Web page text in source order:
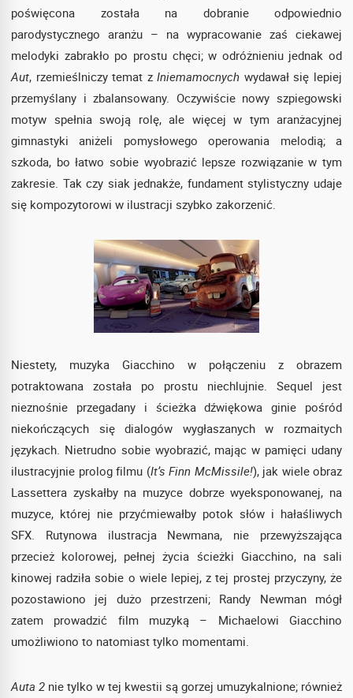
poświęcona została na dobranie odpowiednio
parodystycznego aranżu – na wypracowanie zaś ciekawej
melodyki zabrakło po prostu chęci; w odróżnieniu jednak od
Aut, rzemieślniczy temat zIniemamocnych wydawał się lepiej
przemyślany i zbalansowany. Oczywiście nowy szpiegowski
motyw spełnia swoją rolę, ale więcej w tym aranżacyjnej
gimnastyki aniżeli pomysłowego operowania melodią; a
szkoda, bo łatwo sobie wyobrazić lepsze rozwiązanie w tym
zakresie. Tak czy siak jednakże, fundament stylistyczny udaje
się kompozytorowi w ilustracji szybko zakorzenić.
Niestety, muzyka Giacchino w połączeniu z obrazem
potraktowana została po prostu niechlujnie. Sequel jest
nieznośnie przegadany i ścieżka dźwiękowa ginie pośród
niekończących się dialogów wygłaszanych w rozmaitych
językach. Nietrudno sobie wyobrazić, mając w pamięci udany
ilustracyjnie prolog filmu (It’s Finn McMissile!), jak wiele obraz
Lassettera zyskałby na muzyce dobrze wyeksponowanej, na
muzyce, której nie przyćmiewałby potok słów i hałaśliwych
SFX. Rutynowa ilustracja Newmana, nie przewyższająca
przecież kolorowej, pełnej życia ścieżki Giacchino, na sali
kinowej radziła sobie o wiele lepiej, z tej prostej przyczyny, że
pozostawiono jej dużo przestrzeni; Randy Newman mógł
zatem prowadzić film muzyką – Michaelowi Giacchino
umożliwiono to natomiast tylko momentami.
Auta 2 nie tylko w tej kwestii są gorzej umuzykalnione; również